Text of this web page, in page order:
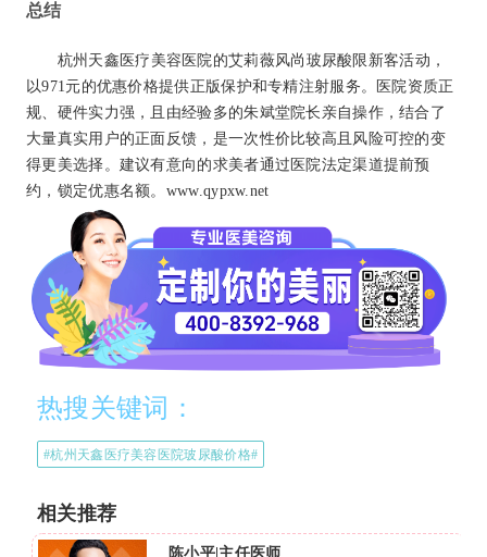
总结
杭州天鑫医疗美容医院的艾莉薇风尚玻尿酸限新客活动，
以971元的优惠价格提供正版保护和专精注射服务。医院资质正
规、硬件实力强，且由经验多的朱斌堂院长亲自操作，结合了
大量真实用户的正面反馈，是一次性价比较高且风险可控的变
得更美选择。建议有意向的求美者通过医院法定渠道提前预
约，锁定优惠名额。www.qypxw.net
热搜关键词：
#杭州天鑫医疗美容医院玻尿酸价格#
相关推荐
马晶波|主治医师